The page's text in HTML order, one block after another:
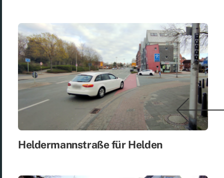
Hel­der­mann­stra­ße für Hel­den